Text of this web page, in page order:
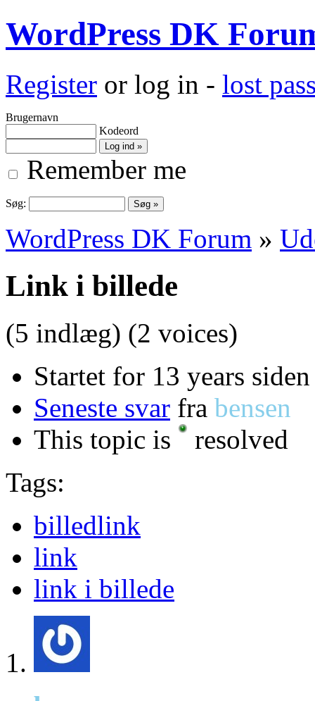
WordPress DK
Register or log in - lost
Brugernavn
Kodeord
Remember me
Søg:
WordPress DK Forum »
Link i billede
(5 indlæg) (2 voices)
Startet for 13 years
Seneste svar fra bensen
This topic is
resolved
Tags:
billedlink
link
link i billede